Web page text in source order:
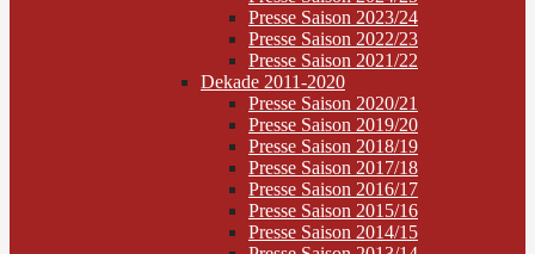
Presse Saison 2023/24
Presse Saison 2022/23
Presse Saison 2021/22
Dekade 2011-2020
Presse Saison 2020/21
Presse Saison 2019/20
Presse Saison 2018/19
Presse Saison 2017/18
Presse Saison 2016/17
Presse Saison 2015/16
Presse Saison 2014/15